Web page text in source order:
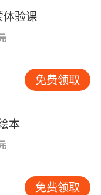
的发音标准度较
的专业纠音能力
的1对1直播
有效互动，远超
育实验室的对照
出量增加4倍。
拟联合国会议辩
更培养了用英语
的提升正是在线
体验课
免费领取
本
免费领取